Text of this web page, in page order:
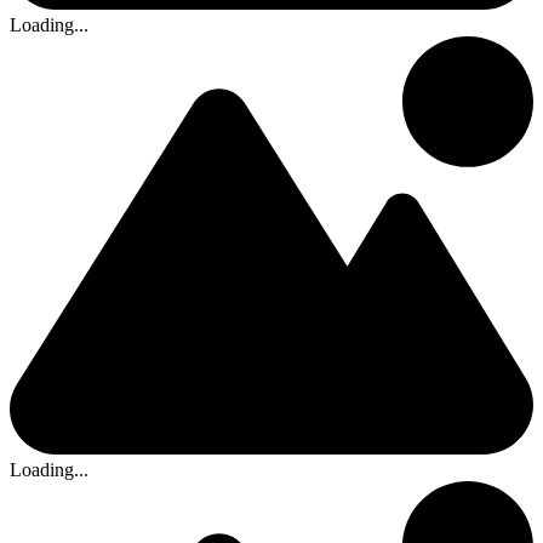
Loading...
Loading...